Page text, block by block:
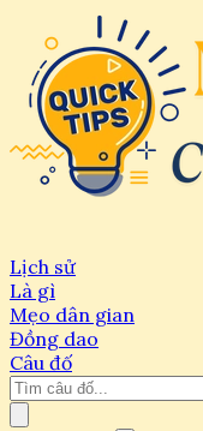
Lịch sử
Là gì
Mẹo dân gian
Đồng dao
Câu đố